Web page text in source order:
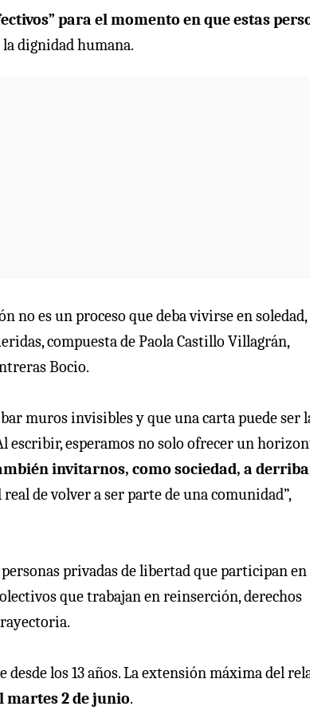
para el momento en que estas
dignidad humana.
no es un proceso que deba vivirse en
compuesta de Paola Castillo Villagrán,
Bocio.
muros invisibles y que una carta puede ser
escribir, esperamos no solo ofrecer un
invitarnos, como sociedad, a
de volver a ser parte de una comunidad”,
privadas de libertad que participan en
que trabajan en reinserción, derechos
los 13 años. La extensión máxima del
martes 2 de junio.